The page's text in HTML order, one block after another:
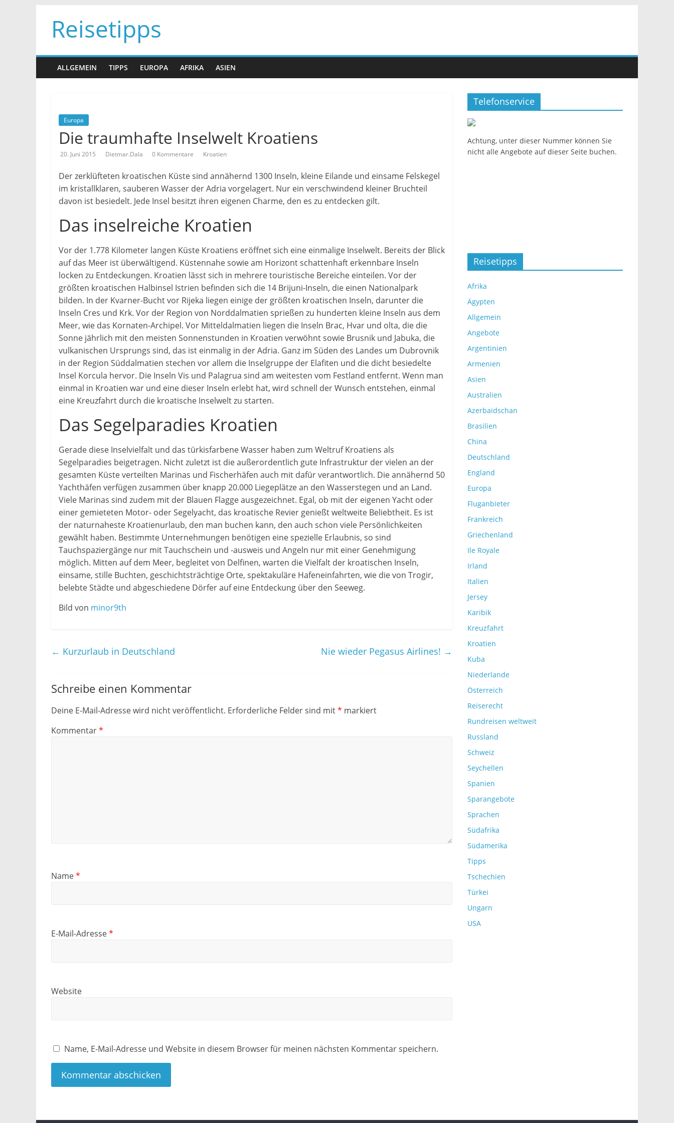
Inhalt
springen
Reisetipps
ALLGEMEIN TIPPS EUROPA AFRIKA ASIEN
Europa
Die traumhafte Inselwelt Kroatiens
20. Juni 2015 Dietmar.Dala 0 Kommentare Kroatien
Der zerklüfteten kroatischen Küste sind annähernd 1300 Inseln, kleine Eilande und einsame Felskegel
im kristallklaren, sauberen Wasser der Adria vorgelagert. Nur ein verschwindend kleiner Bruchteil
davon ist besiedelt. Jede Insel besitzt ihren eigenen Charme, den es zu entdecken gilt.
Das inselreiche Kroatien
Vor der 1.778 Kilometer langen Küste Kroatiens eröffnet sich eine einmalige Inselwelt. Bereits der Blick
auf das Meer ist überwältigend. Küstennahe sowie am Horizont schattenhaft erkennbare Inseln
locken zu Entdeckungen. Kroatien lässt sich in mehrere touristische Bereiche einteilen. Vor der
größten kroatischen Halbinsel Istrien befinden sich die 14 Brijuni-Inseln, die einen Nationalpark
bilden. In der Kvarner-Bucht vor Rijeka liegen einige der größten kroatischen Inseln, darunter die
Inseln Cres und Krk. Vor der Region von Norddalmatien sprießen zu hunderten kleine Inseln aus dem
Meer, wie das Kornaten-Archipel. Vor Mitteldalmatien liegen die Inseln Brac, Hvar und olta, die die
Sonne jährlich mit den meisten Sonnenstunden in Kroatien verwöhnt sowie Brusnik und Jabuka, die
vulkanischen Ursprungs sind, das ist einmalig in der Adria. Ganz im Süden des Landes um Dubrovnik
in der Region Süddalmatien stechen vor allem die Inselgruppe der Elafiten und die dicht besiedelte
Insel Korcula hervor. Die Inseln Vis und Palagrua sind am weitesten vom Festland entfernt. Wenn man
einmal in Kroatien war und eine dieser Inseln erlebt hat, wird schnell der Wunsch entstehen, einmal
eine Kreuzfahrt durch die kroatische Inselwelt zu starten.
Das Segelparadies Kroatien
Gerade diese Inselvielfalt und das türkisfarbene Wasser haben zum Weltruf Kroatiens als
Segelparadies beigetragen. Nicht zuletzt ist die außerordentlich gute Infrastruktur der vielen an der
gesamten Küste verteilten Marinas und Fischerhäfen auch mit dafür verantwortlich. Die annähernd 50
Yachthäfen verfügen zusammen über knapp 20.000 Liegeplätze an den Wasserstegen und an Land.
Viele Marinas sind zudem mit der Blauen Flagge ausgezeichnet. Egal, ob mit der eigenen Yacht oder
einer gemieteten Motor- oder Segelyacht, das kroatische Revier genießt weltweite Beliebtheit. Es ist
der naturnaheste Kroatienurlaub, den man buchen kann, den auch schon viele Persönlichkeiten
gewählt haben. Bestimmte Unternehmungen benötigen eine spezielle Erlaubnis, so sind
Tauchspaziergänge nur mit Tauchschein und -ausweis und Angeln nur mit einer Genehmigung
möglich. Mitten auf dem Meer, begleitet von Delfinen, warten die Vielfalt der kroatischen Inseln,
einsame, stille Buchten, geschichtsträchtige Orte, spektakuläre Hafeneinfahrten, wie die von Trogir,
belebte Städte und abgeschiedene Dörfer auf eine Entdeckung über den Seeweg.
Bild von minor9th
← Kurzurlaub in Deutschland Nie wieder Pegasus Airlines! →
Schreibe einen Kommentar
Deine E-Mail-Adresse wird nicht veröffentlicht. Erforderliche Felder sind mit* markiert
Kommentar*
Name*
E-Mail-Adresse*
Website
Name, E-Mail-Adresse und Website in diesem Browser für meinen nächsten Kommentar speichern.
Telefonservice
Achtung, unter dieser Nummer können Sie
nicht alle Angebote auf dieser Seite buchen.
Reisetipps
Afrika
Ägypten
Allgemein
Angebote
Argentinien
Armenien
Asien
Australien
Azerbaidschan
Brasilien
China
Deutschland
England
Europa
Fluganbieter
Frankreich
Griechenland
Ile Royale
Irland
Italien
Jersey
Karibik
Kreuzfahrt
Kroatien
Kuba
Niederlande
Österreich
Reiserecht
Rundreisen weltweit
Russland
Schweiz
Seychellen
Spanien
Sparangebote
Sprachen
Südafrika
Südamerika
Tipps
Tschechien
Türkei
Ungarn
USA